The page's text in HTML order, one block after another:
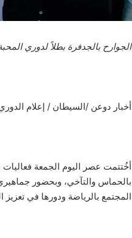
الجوارح بالجدفرة بطلاً لدوري
أخبار دوعن /السيطان / إعلام
أخُتتمت عصر اليوم الجمعة
بالحماس والتآخي، وبحضور
المجتمع بالرياضة ودورها في تعزيز